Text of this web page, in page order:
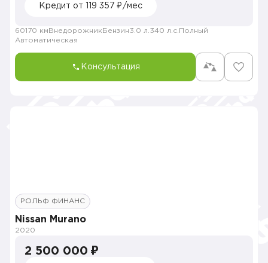
Кредит от 119 357 ₽/мес
60170 км Внедорожник Бензин3.0 л. 340 л.с. Полный
Автоматическая
Консультация
РОЛЬФ ФИНАНС
Nissan Murano
2020
2 500 000 ₽